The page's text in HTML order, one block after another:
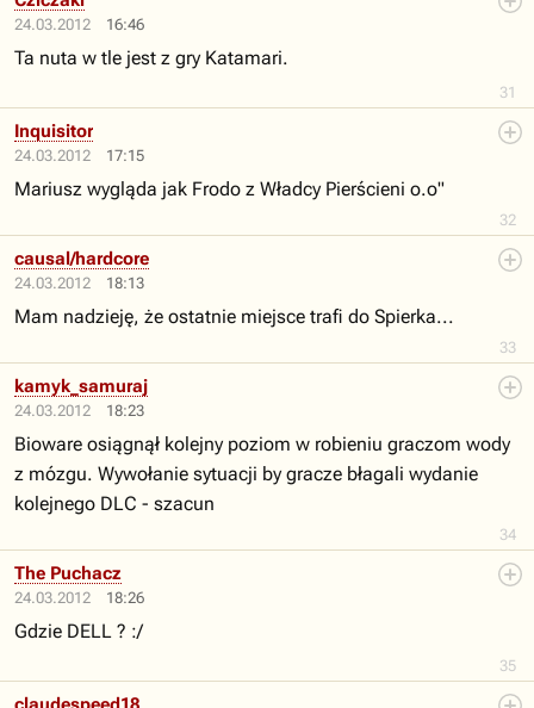
24.03.2012 16:46
31
Ta nuta w tle jest z gry Katamari.
24.03.2012 17:15
32
Inquisitor
Mariusz wygląda jak Frodo z Władcy Pierścieni o.o"
24.03.2012 18:13
33
causal/hardcore
Mam nadzieję, że ostatnie miejsce trafi do Spierka...
24.03.2012 18:23
34
kamyk_samuraj
Bioware osiągnął kolejny poziom w robieniu graczom wody
z mózgu. Wywołanie sytuacji by gracze błagali wydanie
kolejnego DLC - szacun
24.03.2012 18:26
35
The Puchacz
Gdzie DELL ? :/